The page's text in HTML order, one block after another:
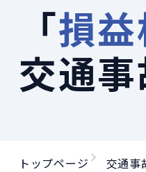
「損
交通
トップページ 交通事